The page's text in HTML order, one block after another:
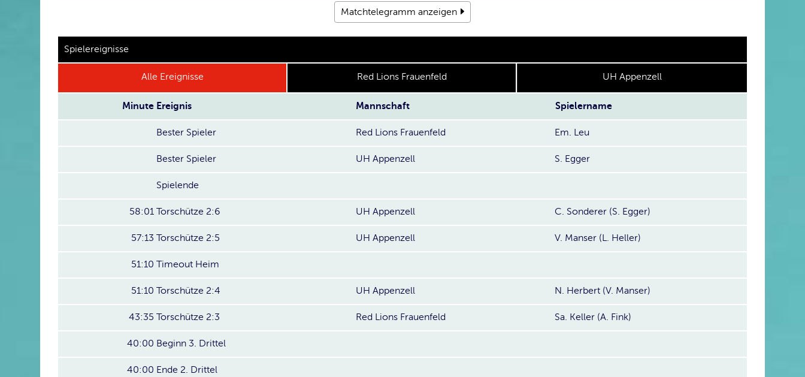
Matchtelegramm anzeigen
Spielereignisse
Alle Ereignisse Red Lions Frauenfeld UH Appenzell
Minute Ereignis Mannschaft Spielername
Bester Spieler Red Lions Frauenfeld Em. Leu
Bester Spieler UH Appenzell S. Egger
Spielende
58:01 Torschütze 2:6 UH Appenzell C. Sonderer (S. Egger)
57:13 Torschütze 2:5 UH Appenzell V. Manser (L. Heller)
51:10 Timeout Heim
51:10 Torschütze 2:4 UH Appenzell N. Herbert (V. Manser)
43:35 Torschütze 2:3 Red Lions Frauenfeld Sa. Keller (A. Fink)
40:00 Beginn 3. Drittel
40:00 Ende 2. Drittel